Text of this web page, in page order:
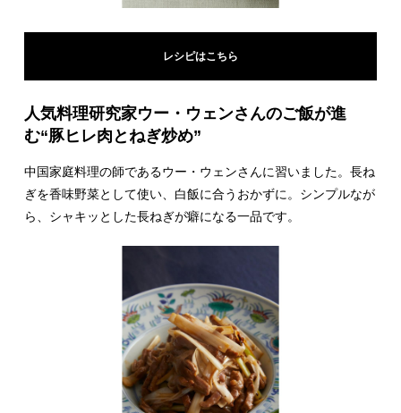
レシピはこちら
人気料理研究家ウー・ウェンさんのご飯が進
む“豚ヒレ肉とねぎ炒め”
中国家庭料理の師であるウー・ウェンさんに習いました。長ね
ぎを香味野菜として使い、白飯に合うおかずに。シンプルなが
ら、シャキッとした長ねぎが癖になる一品です。